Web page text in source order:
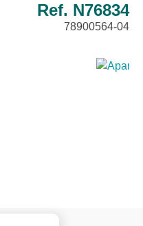
Ref. N76834
78900564-04